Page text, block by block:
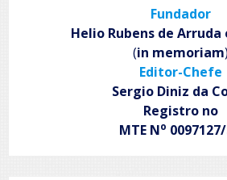
Fundador
Helio Rubens de Arruda
(in memoriam)
Editor-Chefe
Sergio Diniz da
Registro no
MTE No 0097127/